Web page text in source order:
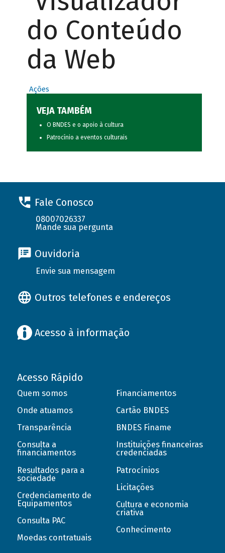
do Conteúdo
da Web
Ações
VEJA TAMBÉM
O BNDES e o apoio à cultura
Patrocínio a eventos culturais
Fale Conosco
08007026337
Mande sua pergunta
Ouvidoria
Envie sua mensagem
Outros telefones e endereços
Acesso à informação
Acesso Rápido
Quem somos
Onde atuamos
Transparência
Consulta a
financiamentos
Resultados para a
sociedade
Credenciamento de
Equipamentos
Consulta PAC
Moedas contratuais
Financiamentos
Cartão BNDES
BNDES Finame
Instituições financeiras
credenciadas
Patrocínios
Licitações
Cultura e economia
criativa
Conhecimento